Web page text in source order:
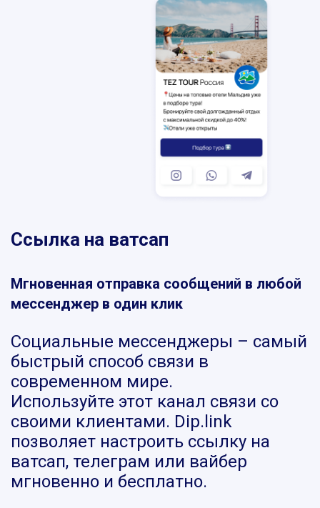
SKYPE
MESSENGER
TELEGRAM
WHATSAPP
Ссылка на ватсап
Мгновенная отправка сообщений в любой
мессенджер в один клик
Социальные мессенджеры – самый
быстрый способ связи в
современном мире.
Используйте этот канал связи со
своими клиентами. Dip.link
позволяет настроить ссылку на
ватсап, телеграм или вайбер
мгновенно и бесплатно.